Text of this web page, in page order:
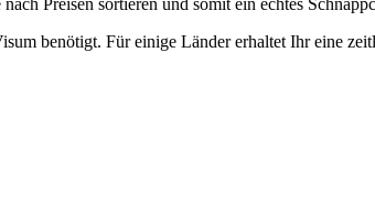
benötigt. Für einige Länder erhaltet Ihr eine